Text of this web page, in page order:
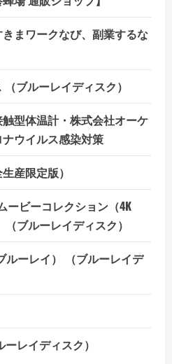
きまワークなび、副業するな
ブルーレイディスク）
触型体温計・株式会社オーケ
ウイルス感染対策
産限定版）
ービーコレクション（4K
（ブルーレイディスク）
ルーレイ） （ブルーレイデ
レイディスク）